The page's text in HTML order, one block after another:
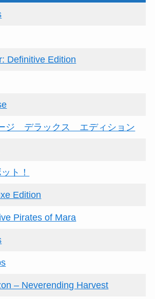
Definitive Edition
ジ デラックス エディション
ト！
Edition
Pirates of Mara
– Neverending Harvest